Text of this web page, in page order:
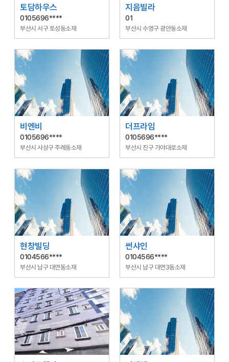
토담하우스
0105696****
부산시 서구 토성동소재
지음빌라
01
부산시 수영구 광안동소재
비엔비
0105696****
부산시 사상구 주례동소재
더프라임
0105696****
부산시 진구 가야대로소재
현창빌딩
0104566****
부산시 남구 대연동소재
썬샤인
0104566****
부산시 남구 대연3동소재